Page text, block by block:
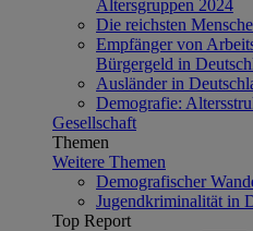
Altersgruppen 2024
Die reichsten
Empfänger von
Bürgergeld in
Ausländer in
Demografie:
Gesellschaft
Themen
Weitere Themen
Demografischer
Jugendkriminalität in
Top Report